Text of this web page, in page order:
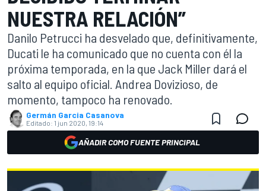
NUESTRA RELACIÓN”
Danilo Petrucci ha desvelado que, definitivamente,
Ducati le ha comunicado que no cuenta con él la
próxima temporada, en la que Jack Miller dará el
salto al equipo oficial. Andrea Dovizioso, de
momento, tampoco ha renovado.
Germán Garcia Casanova
Editado: 1 jun 2020, 19:14
AÑADIR COMO FUENTE PRINCIPAL